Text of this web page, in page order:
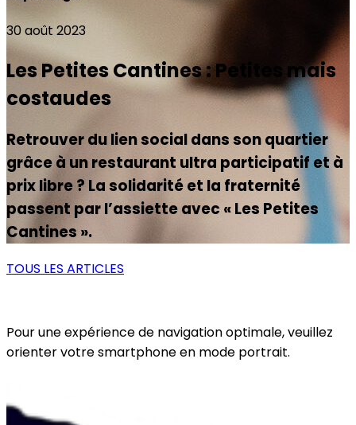
30 août 2023
Les Petites Cantines : Petites mais
costaudes
Retrouver du lien social dans son quartier
grâce à un restaurant ultra participatif et à
prix libre ? La solidarité et la fraternité
passent par l’assiette avec « Les Petites
Cantines ».
TOUS LES ARTICLES
Pour une expérience de navigation optimale, veuillez
orienter votre smartphone en mode portrait.